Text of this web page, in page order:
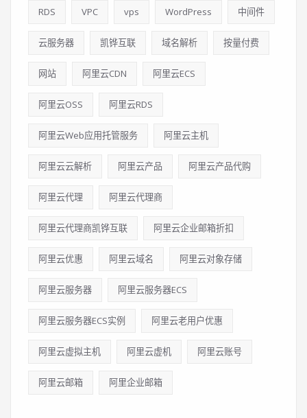
RDS VPC vps WordPress 中间件
云服务器 凯铧互联 域名解析 按量付费
网站 阿里云CDN 阿里云ECS
阿里云OSS 阿里云RDS
阿里云Web应用托管服务 阿里云主机
阿里云云解析 阿里云产品 阿里云产品代购
阿里云代理 阿里云代理商
阿里云代理商凯铧互联 阿里云企业邮箱折扣
阿里云优惠 阿里云域名 阿里云对象存储
阿里云服务器 阿里云服务器ECS
阿里云服务器ECS实例 阿里云老用户优惠
阿里云虚拟主机 阿里云虚机 阿里云账号
阿里云邮箱 阿里企业邮箱